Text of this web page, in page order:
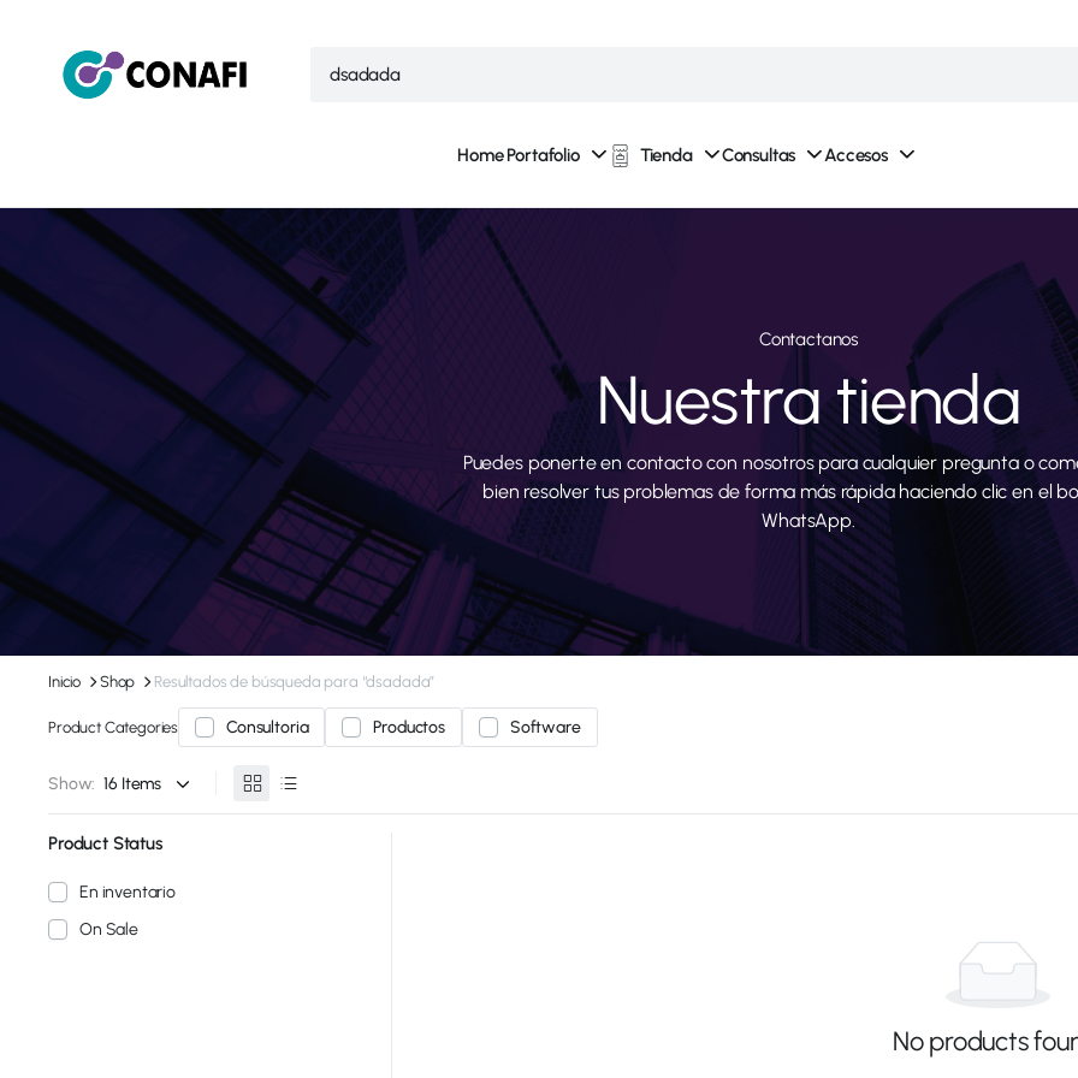
Home Portafolio Tienda Consultas Accesos
Contactanos
Nuestra tienda
Puedes ponerte en contacto con nosotros para cualquier pregunta o
bien resolver tus problemas de forma más rápida haciendo clic en el
WhatsApp.
Inicio Shop Resultados de búsqueda para “dsadada”
Product Categories Consultoria Productos Software
Show:
No products
Product Status
En inventario
On Sale